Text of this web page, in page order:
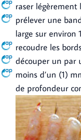
raser légèrement
prélever une
large sur environ
recoudre les
découper un par
moins d’un (1)
de profondeur